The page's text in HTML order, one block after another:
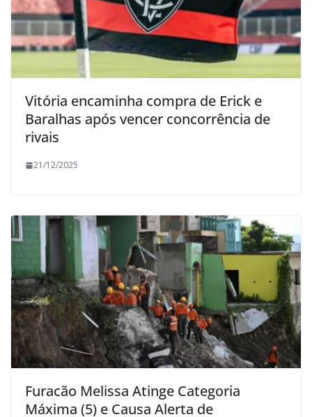
Vitória encaminha compra de Erick e
Baralhas após vencer concorrência de
rivais
21/12/2025
Furacão Melissa Atinge Categoria
Máxima (5) e Causa Alerta de